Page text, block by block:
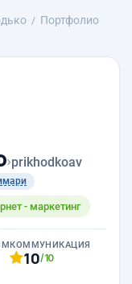
Портфолио
›prikhodkoav
- маркетинг
КОММУНИКАЦИЯ
10/10